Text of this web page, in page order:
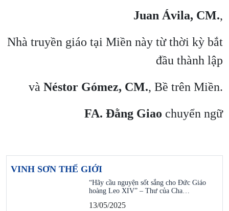
Juan Ávila, CM.,
Nhà truyền giáo tại Miền này từ thời kỳ bắt
đầu thành lập
và Néstor Gómez, CM., Bề trên Miền.
FA. Đằng Giao chuyển ngữ
VINH SƠN THẾ GIỚI
“Hãy cầu nguyện sốt sắng cho Đức Giáo
hoàng Leo XIV” – Thư của Cha…
13/05/2025